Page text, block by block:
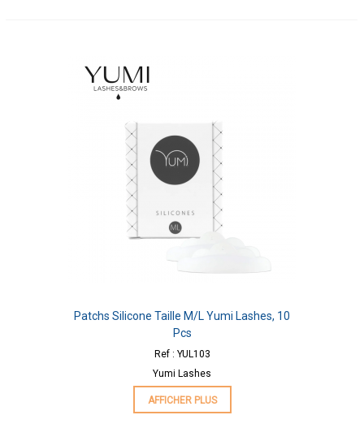
Patchs Silicone Taille M/L Yumi Lashes, 10
Pcs
Ref : YUL103
Yumi Lashes
AFFICHER PLUS